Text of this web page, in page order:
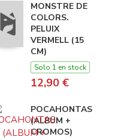
MONSTRE DE
COLORS.
PELUIX
VERMELL (15
CM)
Solo 1 en stock
12,90 €
POCAHONTAS
(ALBUM +
CROMOS)